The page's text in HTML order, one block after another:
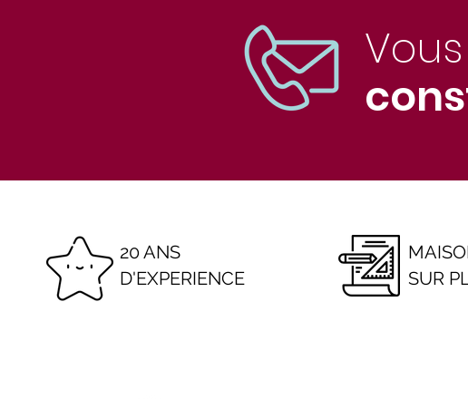
20 ANS
D'EXPERIENCE
SUR